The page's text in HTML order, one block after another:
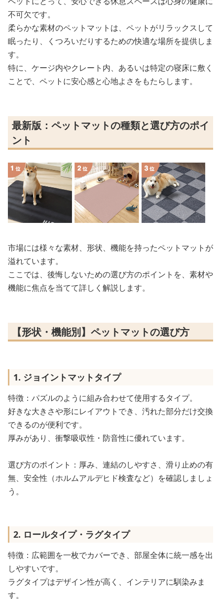
不可欠です。
柔らかな素材のペットマットは、ペットがリラックスして
眠ったり、くつろいだりするための快適な場所を提供しま
す。
特に、ケージ内やクレート内、あるいは特定の寝床に敷く
ことで、ペットに安心感と心地よさをもたらします。
最新版：ペットマットの種類と選び方のポイ
ント
市場には様々な素材、形状、機能を持ったペットマットが
溢れています。
ここでは、後悔しないための選び方のポイントを、素材や
機能に焦点を当てて詳しく解説します。
【形状・機能別】ペットマットの選び方
1. ジョイントマットタイプ
特徴：パズルのように組み合わせて使用するタイプ。
好きな大きさや形にレイアウトでき、汚れた部分だけ交換
できるのが便利です。
厚みがあり、衝撃吸収性・防音性に優れています。
選び方のポイント：厚み、連結のしやすさ、滑り止めの有
無、安全性（ホルムアルデヒド検査など）を確認しましょ
う。
2. ロールタイプ・ラグタイプ
特徴：広範囲を一枚でカバーでき、部屋全体に統一感を出
しやすいです。
ラグタイプはデザイン性が高く、インテリアに馴染みま
す。